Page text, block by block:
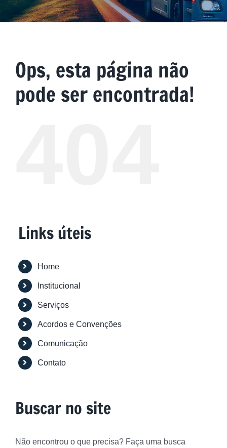
Ops, esta página não
pode ser encontrada!
Links úteis
Home
Institucional
Serviços
Acordos e Convenções
Comunicação
Contato
Buscar no site
Não encontrou o que precisa? Faça uma busca